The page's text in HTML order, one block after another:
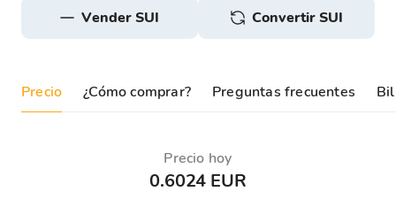
vender SUI Convertir SUI
Precio ¿Cómo comprar? Preguntas frecuentes
Precio hoy
0.6024 EUR